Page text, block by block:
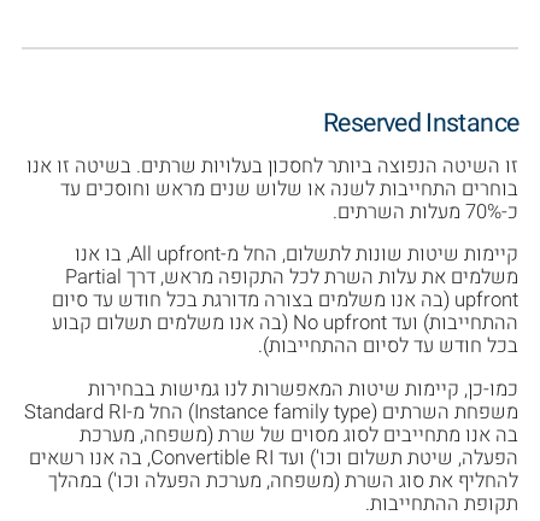
Reserved Instance
זו השיטה הנפוצה ביותר לחסכון בעלויות שרתים. בשיטה זו אנו
בוחרים התחייבות לשנה או שלוש שנים מראש וחוסכים עד
כ-70% מעלות השרתים.
קיימות שיטות שונות לתשלום, החל מ-All upfront, בו אנו
משלמים את עלות השרת לכל התקופה מראש, דרך Partial
upfront (בה אנו משלמים בצורה מדורגת בכל חודש עד סיום
ההתחייבות) ועד No upfront (בה אנו משלמים תשלום קבוע
בכל חודש עד לסיום ההתחייבות).
כמו-כן, קיימות שיטות המאפשרות לנו גמישות בבחירות
משפחת השרתים (Instance family type) החל מ-Standard RI
בה אנו מתחייבים לסוג מסוים של שרת (משפחה, מערכת
הפעלה, שיטת תשלום וכו') ועד Convertible RI, בה אנו רשאים
להחליף את סוג השרת (משפחה, מערכת הפעלה וכו') במהלך
תקופת ההתחייבות.